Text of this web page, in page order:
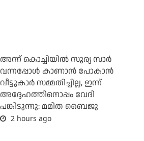
അന്ന് കൊച്ചിയില്‍ സൂര്യ സാര്‍
വന്നപ്പോള്‍ കാണാന്‍ പോകാന്‍
വീട്ടുകാര്‍ സമ്മതിച്ചില്ല, ഇന്ന്
അദ്ദേഹത്തിനൊപ്പം വേദി
പങ്കിടുന്നു: മമിത ബൈജു
2 hours ago